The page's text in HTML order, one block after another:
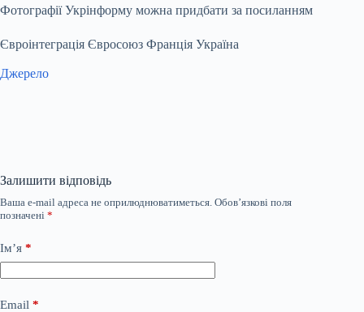
Фотографії Укрінформу можна придбати за посиланням
Євроінтеграція Євросоюз Франція Україна
Джерело
Залишити відповідь
Ваша e-mail адреса не оприлюднюватиметься. Обов’язкові поля
позначені *
Ім’я *
Email *